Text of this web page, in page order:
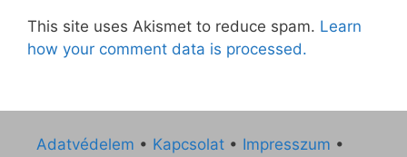
This site uses Akismet to reduce spam. Learn
how your comment data is processed.
Adatvédelem • Kapcsolat • Impresszum •